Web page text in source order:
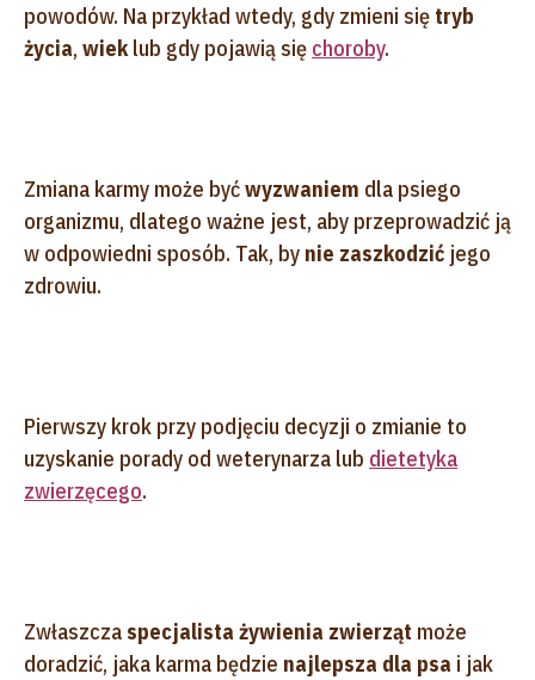
powodów. Na przykład wtedy, gdy zmieni się tryb
życia, wieklub gdy pojawią się choroby.
Zmiana karmy może byćwyzwaniem dla psiego
organizmu, dlatego ważne jest, aby przeprowadzić ją
w odpowiedni sposób. Tak, by nie zaszkodzić jego
zdrowiu.
Pierwszy krok przy podjęciu decyzji o zmianie to
uzyskanie porady od weterynarza lub dietetyka
zwierzęcego.
Zwłaszczaspecjalista żywienia zwierząt może
doradzić, jaka karma będzie najlepsza dla psa i jak